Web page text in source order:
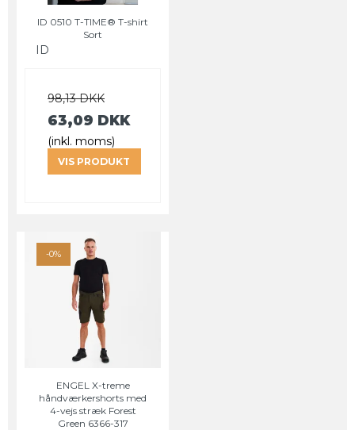
ID 0510 T-TIME® T-shirt
Sort
ID
98,13 DKK
63,09 DKK
(inkl. moms)
VIS PRODUKT
-0%
ENGEL X-treme
håndværkershorts med
4-vejs stræk Forest
Green 6366-317